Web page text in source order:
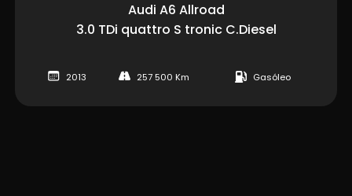
Audi A6 Allroad
3.0 TDi quattro S tronic C.Diesel
2013 257 500 Km Gasóleo